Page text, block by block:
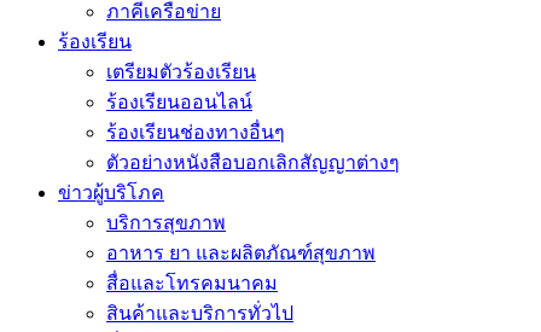
ภาคีเครือข่าย
ร้องเรียน
เตรียมตัวร้องเรียน
ร้องเรียนออนไลน์
ร้องเรียนช่องทางอื่นๆ
ตัวอย่างหนังสือบอกเลิกสัญญาต่างๆ
ข่าวผู้บริโภค
บริการสุขภาพ
อาหาร ยา และผลิตภัณฑ์สุขภาพ
สื่อและโทรคมนาคม
สินค้าและบริการทั่วไป